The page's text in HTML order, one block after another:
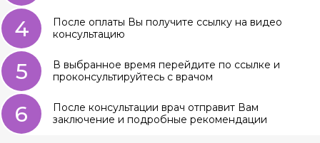
4
После оплаты Вы получите ссылку на видео
консультацию
5
В выбранное время перейдите по ссылке и
проконсультируйтесь с врачом
6
После консультации врач отправит Вам
заключение и подробные рекомендации